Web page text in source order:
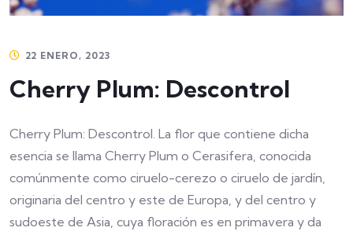
22 ENERO, 2023
Cherry Plum: Descontrol
Cherry Plum: Descontrol. La flor que contiene dicha
esencia se llama Cherry Plum o Cerasifera, conocida
comúnmente como ciruelo-cerezo o ciruelo de jardín,
originaria del centro y este de Europa, y del centro y
sudoeste de Asia, cuya floración es en primavera y da